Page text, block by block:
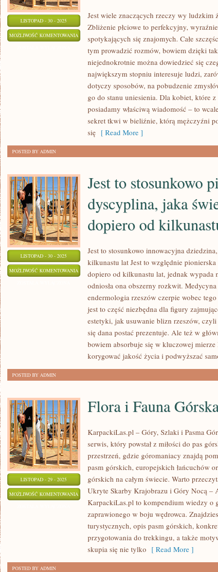
LISTOPAD - 30 - 2025
MOŻLIWOŚĆ KOMENTOWANIA
RÓWNIEŻ,
JAKO
MEDYCYNA
WETERYNARYJNA
JEST
TO
NAUKA
Jest wiele znaczących rzeczy wy
Zbliżenie płciowe to perfekcyjny,
spotykających się znajomych. Całe
tym prowadzić rozmów, bowiem dzięki
niejednokrotnie można dowiedzieć się
największym stopniu interesuje ludzi,
dotyczy sposobów, na pobudzenie
go do stanu uniesienia. Dla kobiet, które
posiadamy właściwą wiadomość – to
sekret tkwi w bieliźnie, którą mężczyźni
się [ Read More ]
POSTED BY ADMIN
LISTOPAD - 30 - 2025
MOŻLIWOŚĆ KOMENTOWANIA
STOSUNKOWO
PIONIERSKA
DYSCYPLINA,
JAKA
ŚWIECI
TRIUMFY
DOPIERO
OD
Jest to stosunkowo
dyscyplina, jaka
dopiero od
Jest to stosunkowo innowacyjna
kilkunastu lat Jest to względnie
dopiero od kilkunastu lat, jednak wypada
odniosła ona obszerny rozkwit.
endermologia rzeszów czerpie wobec
jest to część niezbędna dla figury
estetyki, jak usuwanie blizn rzeszów,
się dana postać prezentuje. Ale też w
bowiem absorbuje się w kluczowej
korygować jakość życia i podwyższać
POSTED BY ADMIN
LISTOPAD - 29 - 2025
MOŻLIWOŚĆ KOMENTOWANIA FLORA
FAUNA
GÓRSKA
Flora i Fauna
KarpackiLas.pl – Góry, Szlaki i Pasma
serwis, który powstał z miłości do pas
przestrzeń, gdzie góromaniacy znajdą
pasm górskich, europejskich łańcuchów
górskich na całym świecie. Warto
Ukryte Skarby Krajobrazu i Góry Nocą –
KarpackiLas.pl to kompendium wiedzy o
zaprawionego w boju wędrowca.
turystycznych, opis pasm górskich,
przygotowania do trekkingu, a także
skupia się nie tylko [ Read More ]
POSTED BY ADMIN